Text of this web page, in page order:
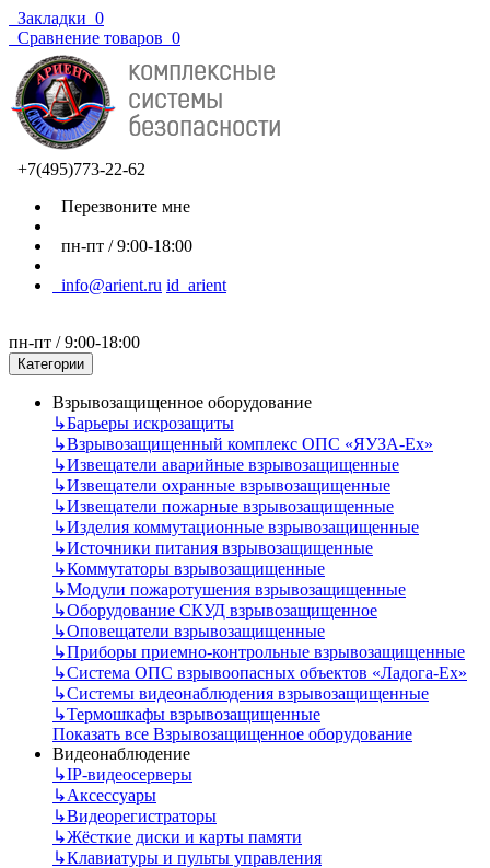
Закладки 0
Сравнение товаров 0
+7(495)773-22-62
Перезвоните мне
пн-пт / 9:00-18:00
info@arient.ru id_arient
пн-пт / 9:00-18:00
Категории
Взрывозащищенное оборудование
↳Барьеры искрозащиты
↳Взрывозащищенный комплекс ОПС «ЯУЗА-Ех»
↳Извещатели аварийные взрывозащищенные
↳Извещатели охранные взрывозащищенные
↳Извещатели пожарные взрывозащищенные
↳Изделия коммутационные взрывозащищенные
↳Источники питания взрывозащищенные
↳Коммутаторы взрывозащищенные
↳Модули пожаротушения взрывозащищенные
↳Оборудование СКУД взрывозащищенное
↳Оповещатели взрывозащищенные
↳Приборы приемно-контрольные взрывозащищенные
↳Система ОПС взрывоопасных объектов «Ладога-Ex»
↳Системы видеонаблюдения взрывозащищенные
↳Термошкафы взрывозащищенные
Показать все Взрывозащищенное оборудование
Видеонаблюдение
↳IP-видеосерверы
↳Аксессуары
↳Видеорегистраторы
↳Жёсткие диски и карты памяти
↳Клавиатуры и пульты управления